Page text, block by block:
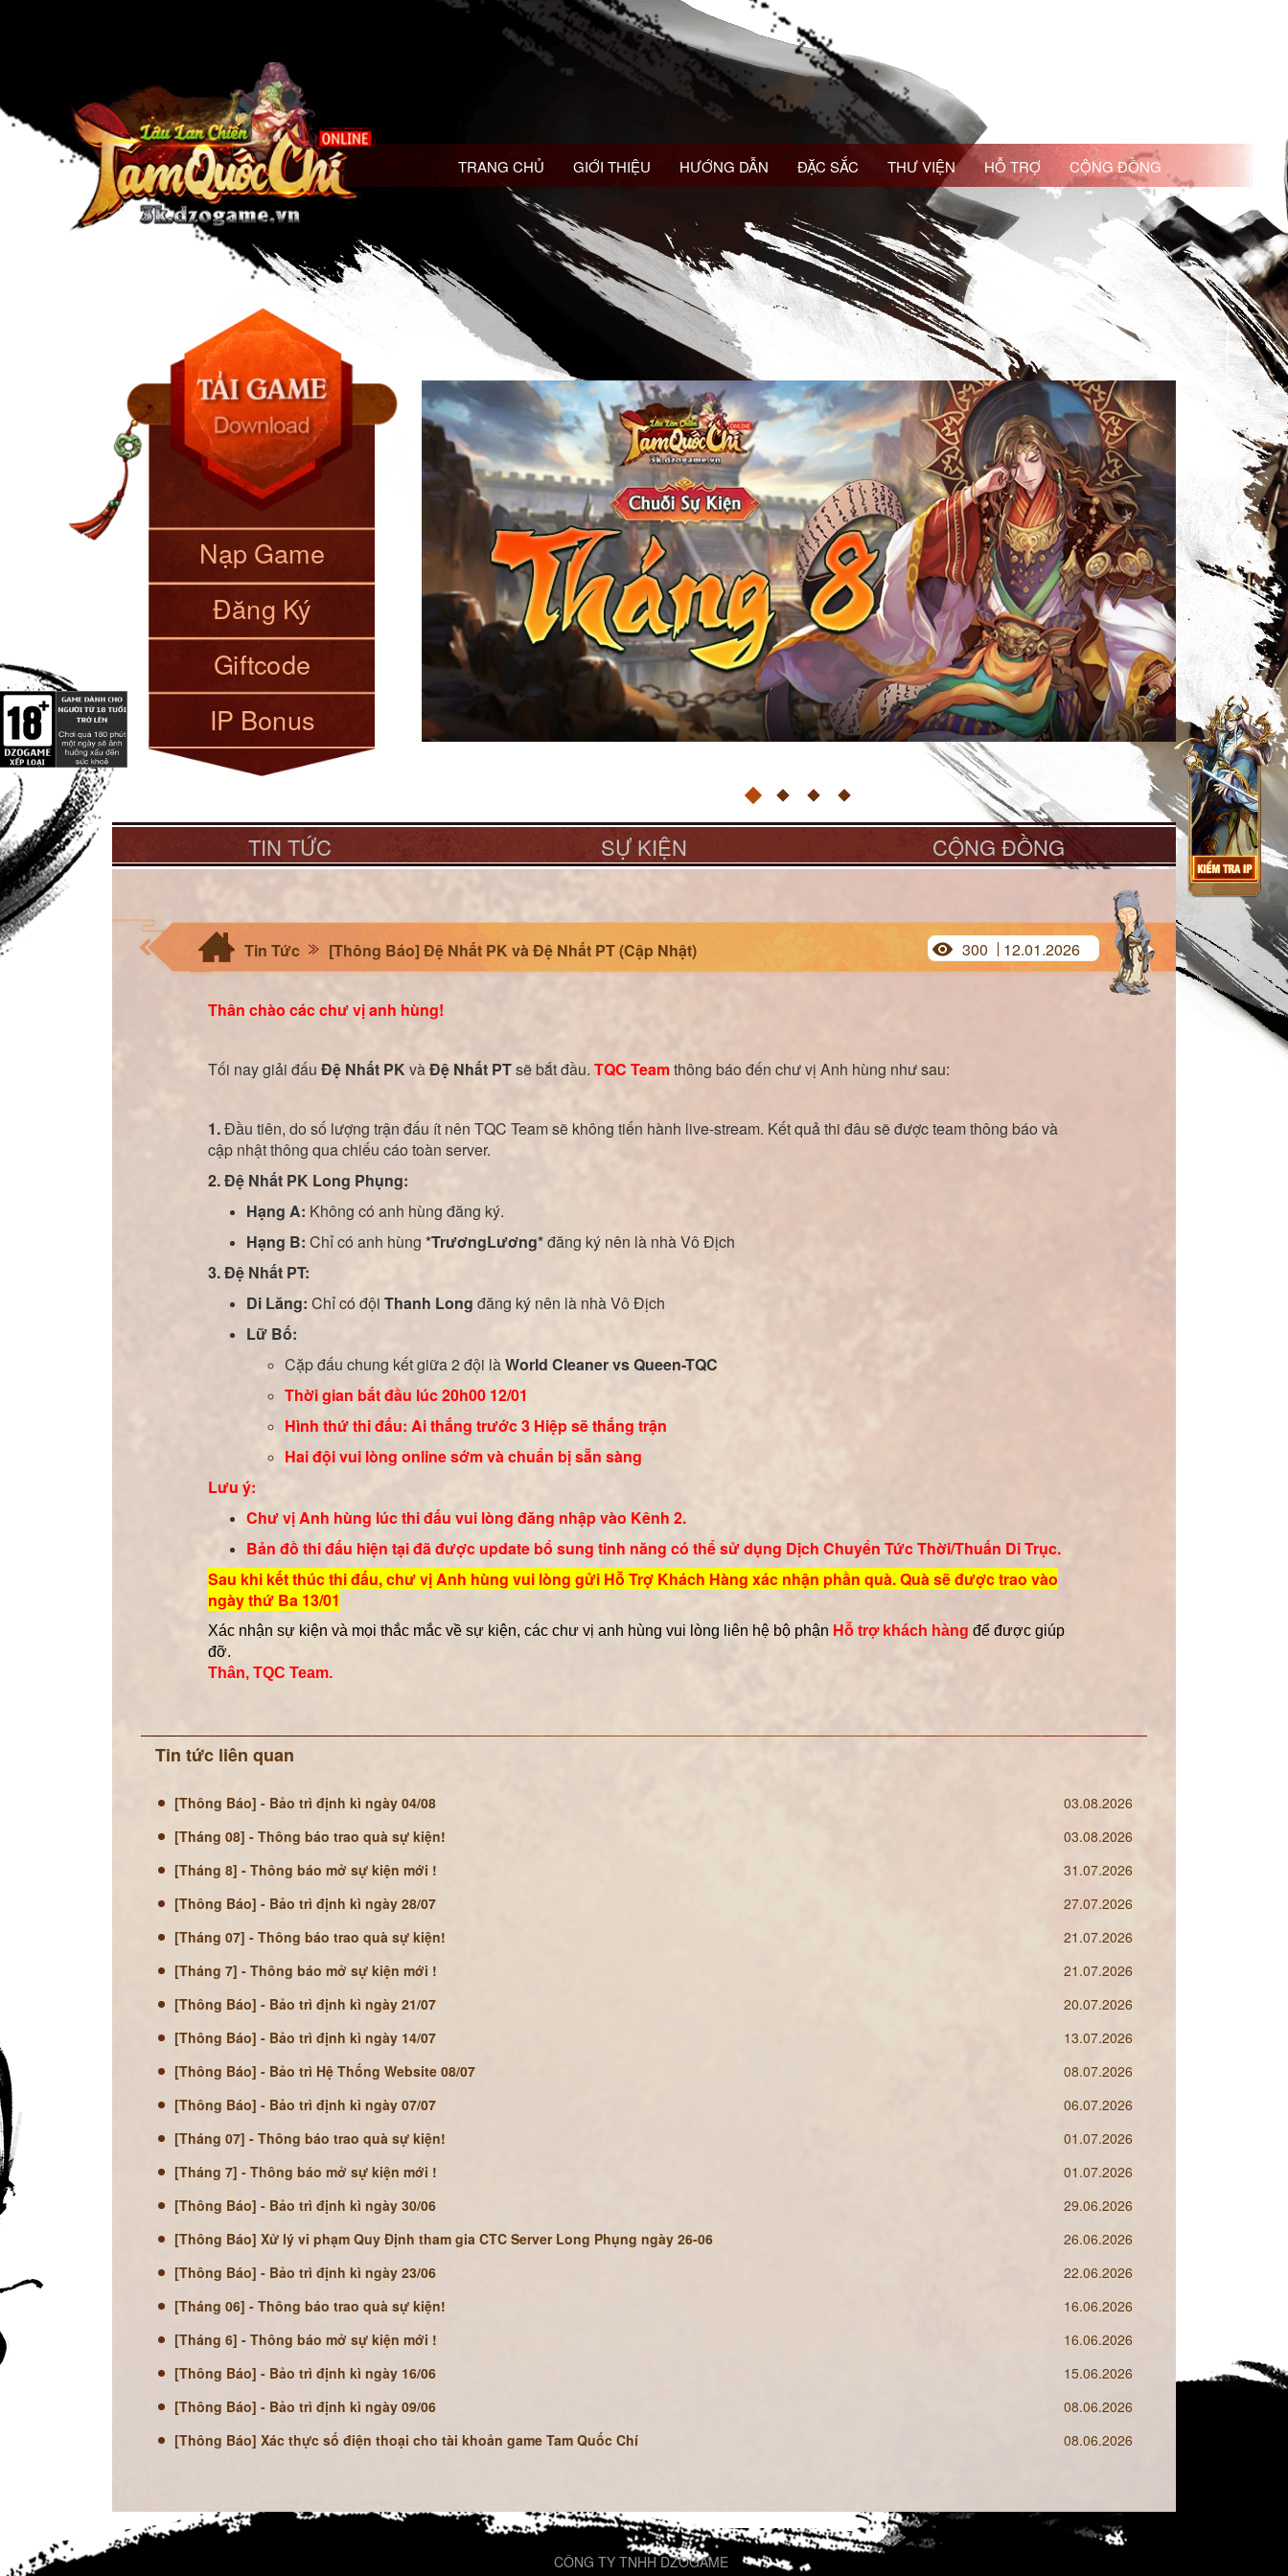
TRANG CHỦ GIỚI THIỆU HƯỚNG DẪN ĐẶC SẮC THƯ VIỆN HỖ TRỢ CỘNG ĐỒNG
Nạp Game
Đăng Ký
Giftcode
IP Bonus
TIN TỨC SỰ KIỆN CỘNG ĐỒNG
Tin Tức [Thông Báo] Đệ Nhất PK và Đệ Nhất PT (Cập Nhật) 300 12.01.2026
Thân chào các chư vị anh hùng!
Tối nay giải đấu Đệ Nhất PKvàĐệ Nhất PTsẽ bắt đầu. TQC Teamthông báo đến chư vị Anh hùng như sau:
1.Đầu tiên, do số lượng trận đấu ít nên TQC Team sẽ không tiến hành live-stream. Kết quả thi đâu sẽ được team thông báo và
cập nhật thông qua chiếu cáo toàn server.
2.Đệ Nhất PK Long Phụng:
Hạng A: Không có anh hùng đăng ký.
Hạng B: Chỉ có anh hùng *TrươngLương*đăng ký nên là nhà Vô Địch
3. Đệ Nhất PT:
Di Lăng: Chỉ có đội Thanh Long đăng ký nên là nhà Vô Địch
Lữ Bố:
Cặp đấu chung kết giữa 2 đội làWorld Cleaner vs Queen-TQC
Thời gian bắt đầu lúc 20h00 12/01
Hình thứ thi đấu: Ai thắng trước 3 Hiệp sẽ thắng trận
Hai đội vui lòng online sớm và chuẩn bị sẵn sàng
Lưu ý:
Chư vị Anh hùng lúc thi đấu vui lòng đăng nhập vào Kênh 2.
Bản đồ thi đấu hiện tại đã được update bổ sung tinh năng có thể sử dụng Dịch Chuyển Tức Thời/Thuấn Di Trục.
Sau khi kết thúc thi đấu, chư vị Anh hùng vui lòng gửi Hỗ Trợ Khách Hàng xác nhận phần quà. Quà sẽ được trao vào
ngày thứ Ba 13/01
Xác nhận sự kiện và mọi thắc mắc về sự kiện, các chư vị anh hùng vui lòng liên hệ bộ phận Hỗ trợ khách hàng để được giúp
đỡ.
Thân, TQC Team.
Tin tức liên quan
[Thông Báo] - Bảo trì định kì ngày 04/08
03.08.2026
[Tháng 08] - Thông báo trao quà sự kiện!
03.08.2026
[Tháng 8] - Thông báo mở sự kiện mới !
31.07.2026
[Thông Báo] - Bảo trì định kì ngày 28/07
27.07.2026
[Tháng 07] - Thông báo trao quà sự kiện!
21.07.2026
[Tháng 7] - Thông báo mở sự kiện mới !
21.07.2026
[Thông Báo] - Bảo trì định kì ngày 21/07
20.07.2026
[Thông Báo] - Bảo trì định kì ngày 14/07
13.07.2026
[Thông Báo] - Bảo trì Hệ Thống Website 08/07
08.07.2026
[Thông Báo] - Bảo trì định kì ngày 07/07
06.07.2026
[Tháng 07] - Thông báo trao quà sự kiện!
01.07.2026
[Tháng 7] - Thông báo mở sự kiện mới !
01.07.2026
[Thông Báo] - Bảo trì định kì ngày 30/06
29.06.2026
[Thông Báo] Xử lý vi phạm Quy Định tham gia CTC Server Long Phụng ngày 26-06
26.06.2026
[Thông Báo] - Bảo trì định kì ngày 23/06
22.06.2026
[Tháng 06] - Thông báo trao quà sự kiện!
16.06.2026
[Tháng 6] - Thông báo mở sự kiện mới !
16.06.2026
[Thông Báo] - Bảo trì định kì ngày 16/06
15.06.2026
[Thông Báo] - Bảo trì định kì ngày 09/06
08.06.2026
[Thông Báo] Xác thực số điện thoại cho tài khoản game Tam Quốc Chí
08.06.2026
CÔNG TY TNHH DZOGAME